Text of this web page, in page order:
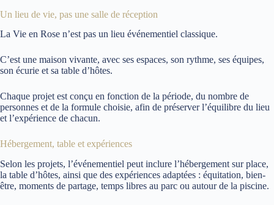
Un lieu de vie, pas une salle de réception
La Vie en Rose n’est pas un lieu événementiel classique.
C’est une maison vivante, avec ses espaces, son rythme, ses équipes,
son écurie et sa table d’hôtes.
Chaque projet est conçu en fonction de la période, du nombre de
personnes et de la formule choisie, afin de préserver l’équilibre du lieu
et l’expérience de chacun.
Hébergement, table et expériences
Selon les projets, l’événementiel peut inclure l’hébergement sur place,
la table d’hôtes, ainsi que des expériences adaptées : équitation, bien-
être, moments de partage, temps libres au parc ou autour de la piscine.